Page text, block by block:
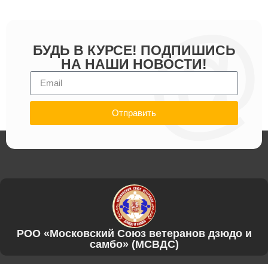
БУДЬ В КУРСЕ! ПОДПИШИСЬ
НА НАШИ НОВОСТИ!
Отправить
РОО «Московский Союз ветеранов дзюдо и
самбо» (МСВДС)